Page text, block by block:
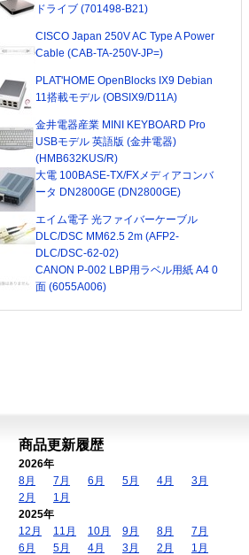
ドライブ (701498-B21)
CISCO Japan 250V AC Type A Power
Cable (CAB-TA-250V-JP=)
PLAT'HOME OpenBlocks IX9 Debian
11搭載モデル (OBSIX9/D11A)
金井電器産業 MINI KEYBOARD Pro
USBモデル 英語版 (金井電器)
(HMB632KUS/R)
大電 100BASE-TX/FXメディアコンバ
ータ DN2800GE (DN2800GE)
エイム電子 光ファイバーケーブル
DLC/DSC MM62.5 2m (AFP2-
DLC/DSC-62-02)
CANON P-002 LBP用ラベル用紙 A4 0
面 (6055A006)
商品更新履歴
2026年
8月
7月 6月 5月 4月
3月
2月
1月
2025年
12月
11月 10月 9月 8月
7月
6月
5月 4月 3月 2月
1月